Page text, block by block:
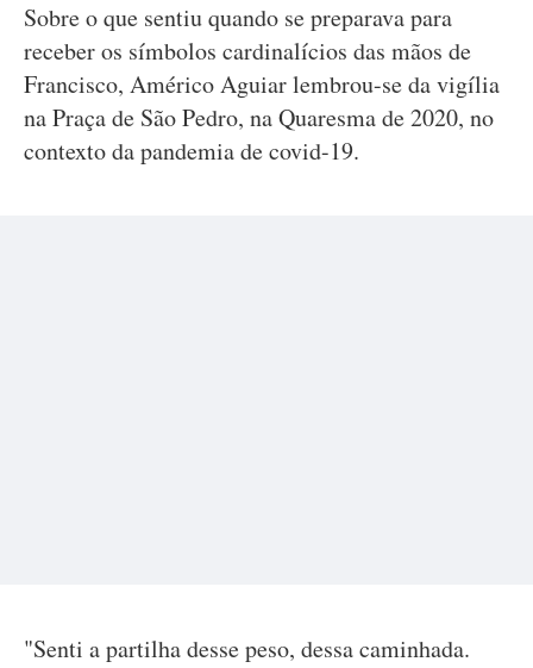
Sobre o que sentiu quando se preparava para
receber os símbolos cardinalícios das mãos de
Francisco, Américo Aguiar lembrou-se da vigília
na Praça de São Pedro, na Quaresma de 2020, no
contexto da pandemia de covid-19.
"Senti a partilha desse peso, dessa caminhada.